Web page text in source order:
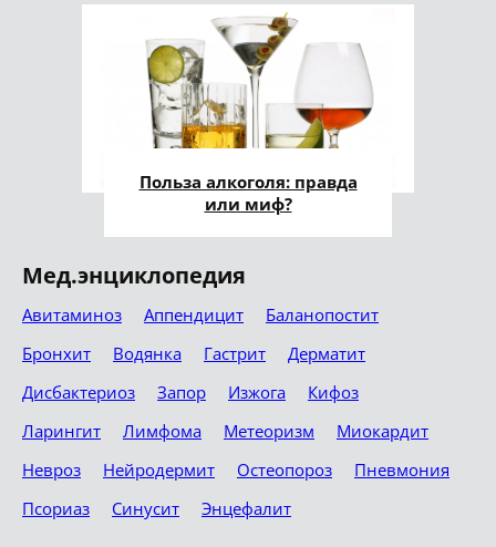
Польза алкоголя: правда
или миф?
Мед.энциклопедия
Авитаминоз Аппендицит
Баланопостит
Бронхит
Водянка Гастрит
Дерматит
Дисбактериоз
Запор Изжога
Кифоз
Ларингит
Лимфома Метеоризм
Миокардит
Невроз
Нейродермит Остеопороз
Пневмония
Псориаз
Синусит Энцефалит